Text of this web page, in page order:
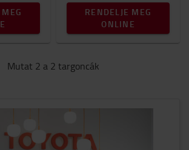
RENDELJE MEG
ONLINE
Mutat 2 a 2 targoncák